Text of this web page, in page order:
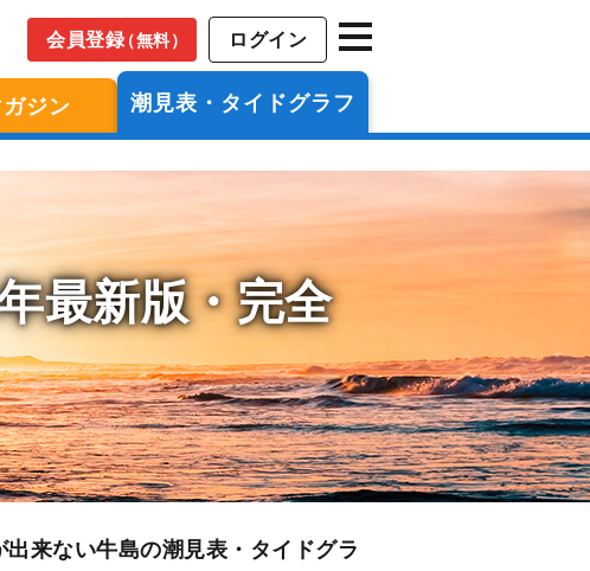
会員登録（無料） ログイン
ガジン 潮見表・タイドグラフ
最新版・完全
来ない牛島の潮見表・タイドグラ